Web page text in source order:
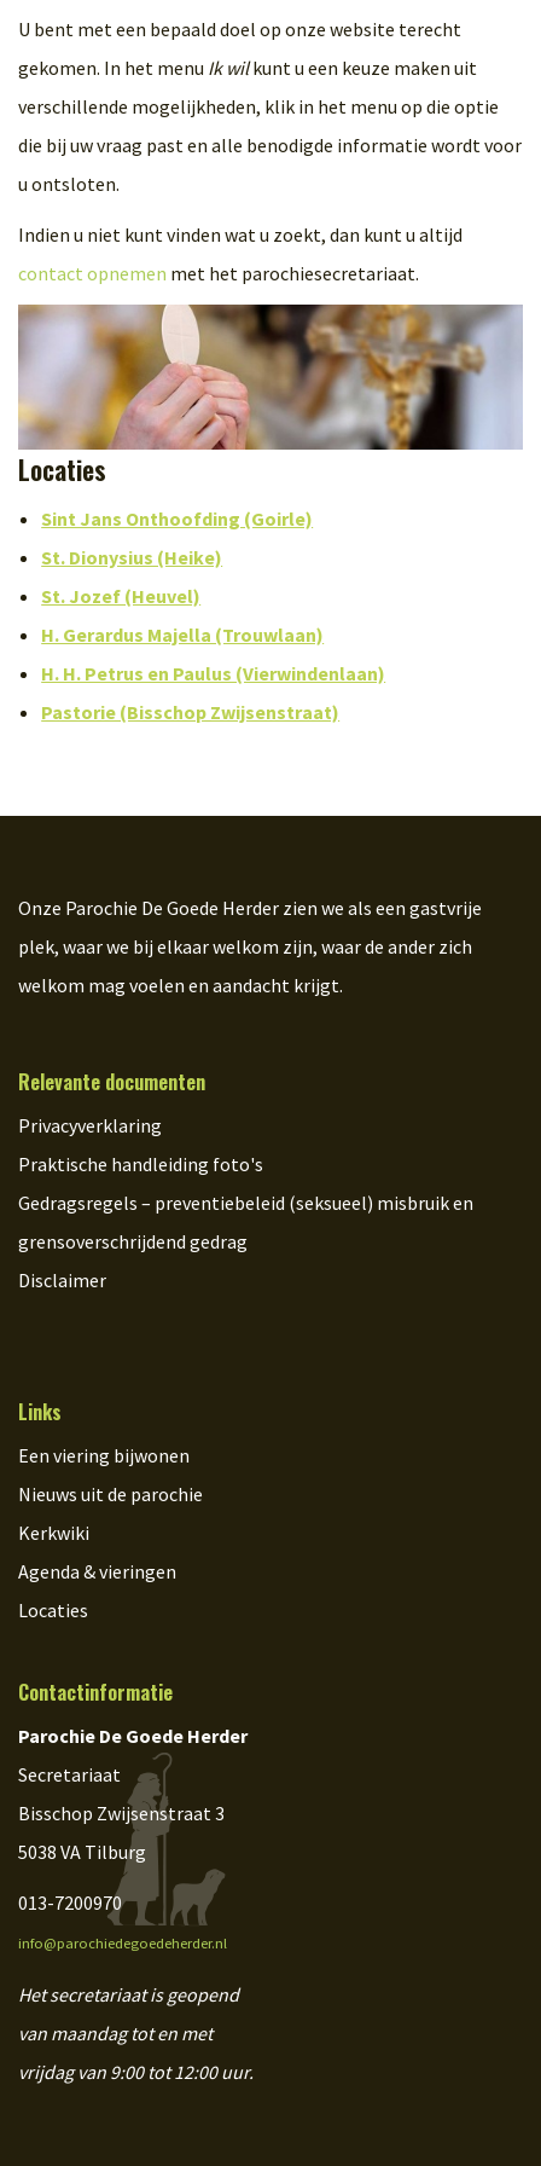
U bent met een bepaald doel op onze website terecht
gekomen. In het menu Ik wilkunt u een keuze maken uit
verschillende mogelijkheden, klik in het menu op die optie
die bij uw vraag past en alle benodigde informatie wordt voor
u ontsloten.
Indien u niet kunt vinden wat u zoekt, dan kunt u altijd
contact opnemen met het parochiesecretariaat.
Locaties
Sint Jans Onthoofding (Goirle)
St. Dionysius (Heike)
St. Jozef (Heuvel)
H. Gerardus Majella (Trouwlaan)
H. H. Petrus en Paulus (Vierwindenlaan)
Pastorie (Bisschop Zwijsenstraat)
Onze Parochie De Goede Herder zien we als een gastvrije
plek, waar we bij elkaar welkom zijn, waar de ander zich
welkom mag voelen en aandacht krijgt.
Relevante documenten
Privacyverklaring
Praktische handleiding foto's
Gedragsregels – preventiebeleid (seksueel) misbruik en
grensoverschrijdend gedrag
Disclaimer
Links
Een viering bijwonen
Nieuws uit de parochie
Kerkwiki
Agenda & vieringen
Locaties
Contactinformatie
Parochie De Goede Herder
Secretariaat
Bisschop Zwijsenstraat 3
5038 VA Tilburg
013-7200970
info@parochiedegoedeherder.nl
Het secretariaat is geopend
van maandag tot en met
vrijdag van 9:00 tot 12:00 uur.